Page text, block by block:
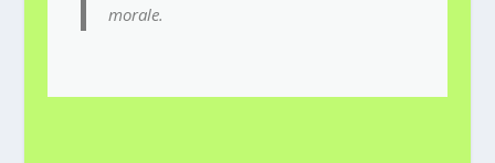
morale.